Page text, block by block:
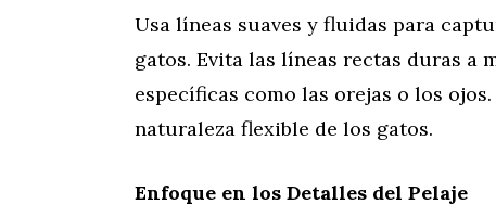
Usa líneas suaves y fluidas para
gatos. Evita las líneas rectas duras a
específicas como las orejas o los
naturaleza flexible de los gatos.
Enfoque en los Detalles del Pelaje